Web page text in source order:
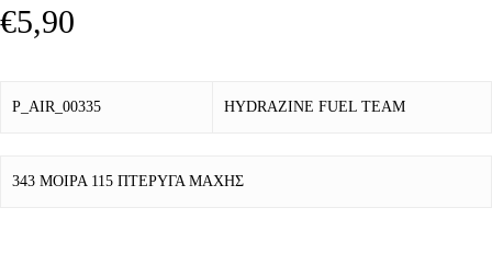
€5,90
P_AIR_00335 HYDRAZINE FUEL TEAM
343 ΜΟΙΡΑ 115 ΠΤΕΡΥΓΑ ΜΑΧΗΣ